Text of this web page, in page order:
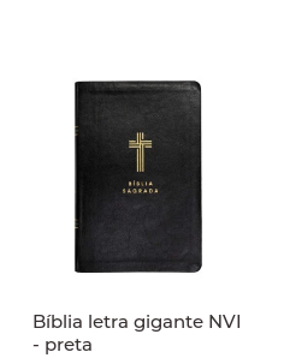
Bíblia letra gigante NVI
- preta